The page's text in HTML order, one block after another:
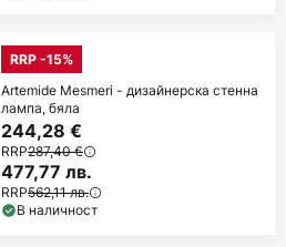
RRP -15%
Artemide Mesmeri - дизайнерска стенна
лампа, бяла
244,28 €
RRP287,40 €
477,77 лв.
RRP562,11 лв.
В наличност